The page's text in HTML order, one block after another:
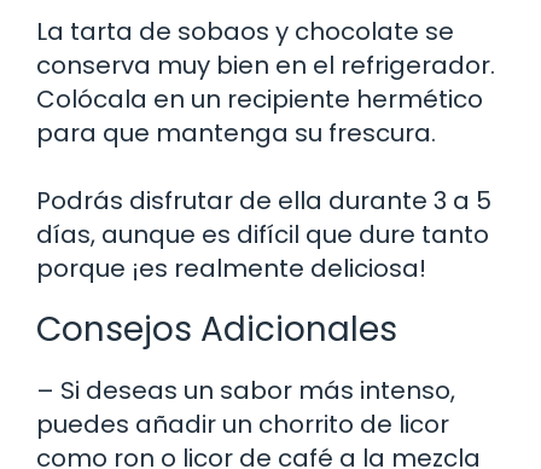
La tarta de sobaos y chocolate se
conserva muy bien en el refrigerador.
Colócala en un recipiente hermético
para que mantenga su frescura.
Podrás disfrutar de ella durante 3 a 5
días, aunque es difícil que dure tanto
porque ¡es realmente deliciosa!
Consejos Adicionales
– Si deseas un sabor más intenso,
puedes añadir un chorrito de licor
como ron o licor de café a la mezcla